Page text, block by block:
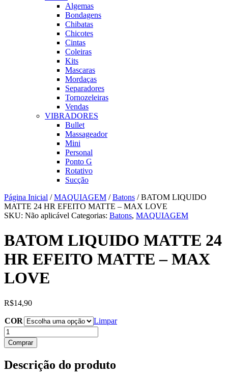
Algemas
Bondagens
Chibatas
Chicotes
Cintas
Coleiras
Kits
Mascaras
Mordaças
Separadores
Tornozeleiras
Vendas
VIBRADORES
Bullet
Massageador
Mini
Personal
Ponto G
Rotativo
Sucção
Página Inicial /MAQUIAGEM /Batons / BATOM LIQUIDO
MATTE 24 HR EFEITO MATTE – MAX LOVE
SKU: Não aplicável Categorias: Batons, MAQUIAGEM
BATOM LIQUIDO MATTE 24
HR EFEITO MATTE – MAX
LOVE
R$14,90
COR
Limpar
BATOM
LIQUIDO
MATTE
HR
Comprar
Descrição do produto